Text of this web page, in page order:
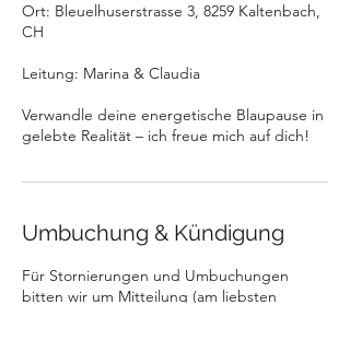
Ort: Bleuelhuserstrasse 3, 8259 Kaltenbach,
CH
Leitung: Marina & Claudia
Verwandle deine energetische Blaupause in
gelebte Realität – ich freue mich auf dich!
Umbuchung & Kündigung
Für Stornierungen und Umbuchungen
bitten wir um Mitteilung (am liebsten